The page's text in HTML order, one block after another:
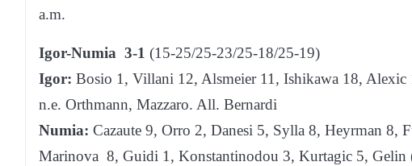
a.m.
Igor-Numia 3-1 (15-25/25-23/25-18/25-19)
Igor: Bosio 1, Villani 12, Alsmeier 11, Ishikawa 18,
n.e. Orthmann, Mazzaro. All. Bernardi
Numia: Cazaute 9, Orro 2, Danesi 5, Sylla 8, Heyrman 8,
Marinova 8, Guidi 1, Konstantinodou 3, Kurtagic 5,